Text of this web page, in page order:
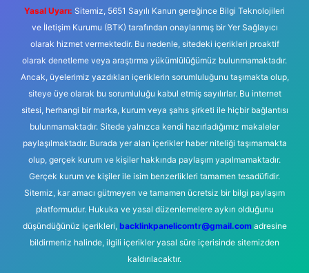
Yasal Uyarı: Sitemiz, 5651 Sayılı Kanun gereğince Bilgi Teknolojileri
ve İletişim Kurumu (BTK) tarafından onaylanmış bir Yer Sağlayıcı
olarak hizmet vermektedir. Bu nedenle, sitedeki içerikleri proaktif
olarak denetleme veya araştırma yükümlülüğümüz bulunmamaktadır.
Ancak, üyelerimiz yazdıkları içeriklerin sorumluluğunu taşımakta olup,
siteye üye olarak bu sorumluluğu kabul etmiş sayılırlar. Bu internet
sitesi, herhangi bir marka, kurum veya şahıs şirketi ile hiçbir bağlantısı
bulunmamaktadır. Sitede yalnızca kendi hazırladığımız makaleler
paylaşılmaktadır. Burada yer alan içerikler haber niteliği taşımamakta
olup, gerçek kurum ve kişiler hakkında paylaşım yapılmamaktadır.
Gerçek kurum ve kişiler ile isim benzerlikleri tamamen tesadüfidir.
Sitemiz, kar amacı gütmeyen ve tamamen ücretsiz bir bilgi paylaşım
platformudur. Hukuka ve yasal düzenlemelere aykırı olduğunu
düşündüğünüz içerikleri, backlinkpanelicomtr@gmail.comadresine
bildirmeniz halinde, ilgili içerikler yasal süre içerisinde sitemizden
kaldırılacaktır.